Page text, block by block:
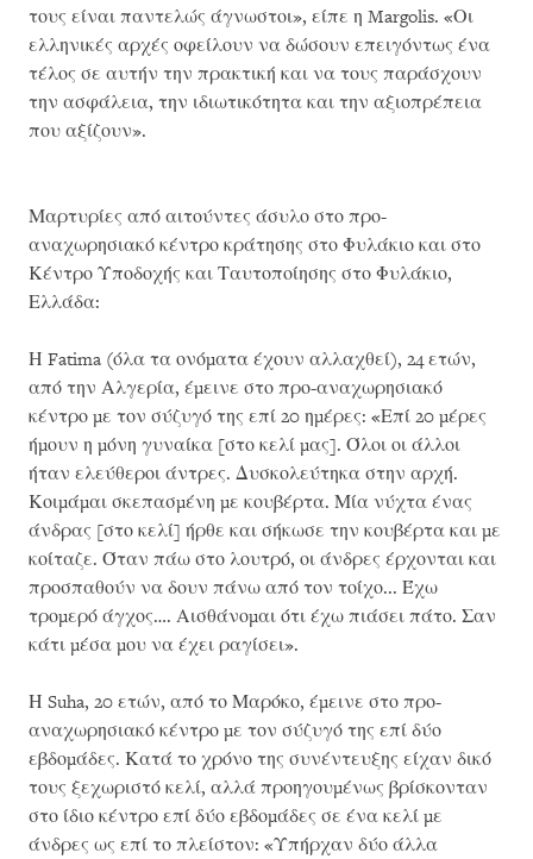
τους είναι παντελώς άγνωστοι», είπε η Margolis. «Οι
ελληνικές αρχές οφείλουν να δώσουν επειγόντως ένα
τέλος σε αυτήν την πρακτική και να τους παράσχουν
την ασφάλεια, την ιδιωτικότητα και την αξιοπρέπεια
που αξίζουν».
Μαρτυρίες από αιτούντες άσυλο στο προ-
αναχωρησιακό κέντρο κράτησης στο Φυλάκιο και στο
Κέντρο Υποδοχής και Ταυτοποίησης στο Φυλάκιο,
Ελλάδα:
Η Fatima (όλα τα ονόματα έχουν αλλαχθεί), 24 ετών,
από την Αλγερία, έμεινε στο προ-αναχωρησιακό
κέντρο με τον σύζυγό της επί 20 ημέρες: «Επί 20 μέρες
ήμουν η μόνη γυναίκα [στο κελί μας]. Όλοι οι άλλοι
ήταν ελεύθεροι άντρες. Δυσκολεύτηκα στην αρχή.
Κοιμάμαι σκεπασμένη με κουβέρτα. Μία νύχτα ένας
άνδρας [στο κελί] ήρθε και σήκωσε την κουβέρτα και με
κοίταζε. Όταν πάω στο λουτρό, οι άνδρες έρχονται και
προσπαθούν να δουν πάνω από τον τοίχο... Έχω
τρομερό άγχος…. Αισθάνομαι ότι έχω πιάσει πάτο. Σαν
κάτι μέσα μου να έχει ραγίσει».
Η Suha, 20 ετών, από το Μαρόκο, έμεινε στο προ-
αναχωρησιακό κέντρο με τον σύζυγό της επί δύο
εβδομάδες. Κατά το χρόνο της συνέντευξης είχαν δικό
τους ξεχωριστό κελί, αλλά προηγουμένως βρίσκονταν
στο ίδιο κέντρο επί δύο εβδομάδες σε ένα κελί με
άνδρες ως επί το πλείστον: «Υπήρχαν δύο άλλα